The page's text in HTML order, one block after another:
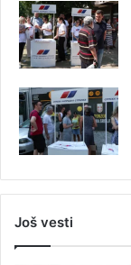
Još vesti